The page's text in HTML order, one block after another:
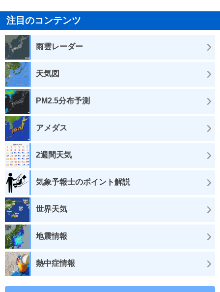
注目のコンテンツ
雨雲レーダー
天気図
PM2.5分布予測
アメダス
2週間天気
気象予報士のポイント解説
世界天気
地震情報
熱中症情報